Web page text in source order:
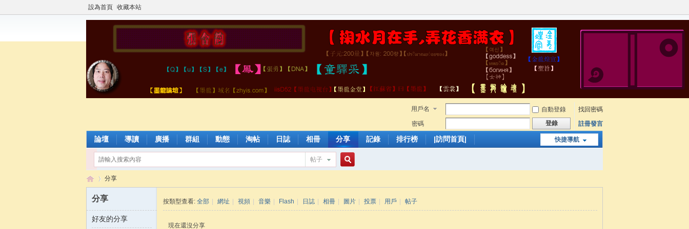
設為首頁 收藏本站
用戶名 自動登錄
找回密碼
密碼
登錄 註冊發言
快捷導航
論壇 導讀 廣播 群組 動態 淘帖 日誌 相冊 分享 記錄 排行榜 |訪問首頁|
帖子
張 ›
分享
分享
好友的分享
按類型查看: 全部 網址 視頻 音樂 Flash 日誌 相冊 圖片 投票 用戶 帖子
現在還沒分享